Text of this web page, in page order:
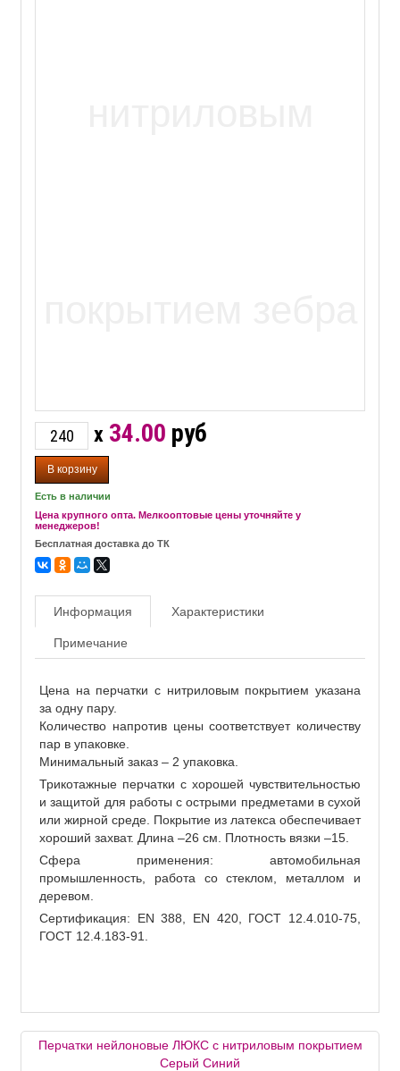
x 34.00 руб
Есть в наличии
Цена крупного опта. Мелкооптовые цены уточняйте у
менеджеров!
Бесплатная доставка до ТК
Информация Характеристики
Примечание
Цена на перчатки с нитриловым покрытием указана
за одну пару.
Количество напротив цены соответствует количеству
пар в упаковке.
Минимальный заказ – 2 упаковка.
Трикотажные перчатки с хорошей чувствительностью
и защитой для работы с острыми предметами в сухой
или жирной среде. Покрытие из латекса обеспечивает
хороший захват. Длина –26 см. Плотность вязки –15.
Сфера применения: автомобильная
промышленность, работа со стеклом, металлом и
деревом.
Сертификация: EN 388, EN 420, ГОСТ 12.4.010-75,
ГОСТ 12.4.183-91.
Перчатки нейлоновые ЛЮКС с нитриловым покрытием
Серый Синий